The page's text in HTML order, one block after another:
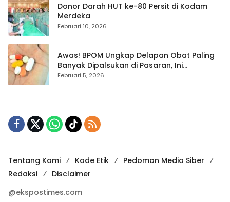
Donor Darah HUT ke-80 Persit di Kodam
Merdeka
Februari 10, 2026
Awas! BPOM Ungkap Delapan Obat Paling
Banyak Dipalsukan di Pasaran, Ini
Daftarnya
Februari 5, 2026
Tentang Kami Kode Etik
Pedoman Media Siber
Redaksi
Disclaimer
@ekspostimes.com